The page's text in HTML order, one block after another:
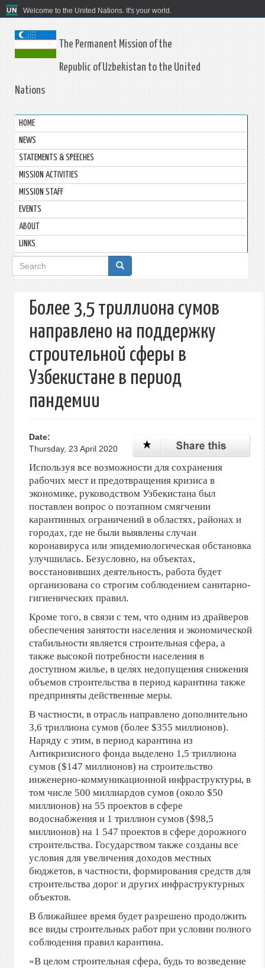
Welcome to the United Nations. It's your world.
The Permanent Mission of the
Republic of Uzbekistan to the United
Nations
HOME
NEWS
STATEMENTS & SPEECHES
MISSION ACTIVITIES
MISSION STAFF
EVENTS
ABOUT
LINKS
Search
form
Более 3,5 триллиона сумов
направлено на поддержку
строительной сферы в
Узбекистане в период
пандемии
Date:
Thursday, 23 April 2020
Используя все возможности для сохранения
рабочих мест и предотвращения кризиса в
экономике, руководством Узбекистана был
поставлен вопрос о поэтапном смягчении
карантинных ограничений в областях, районах и
городах, где не были выявлены случаи
коронавируса или эпидемиологическая обстановка
улучшилась. Безусловно, на объектах,
восстановивших деятельность, работа будет
организована со строгим соблюдением санитарно-
гигиенических правил.
Кроме того, в связи с тем, что одним из драйверов
обеспечения занятости населения и экономической
стабильности является строительная сфера, а
также высокой потребности населения в
доступном жилье, в целях недопущения снижения
объемов строительства в период карантина также
предприняты действенные меры.
В частности, в отрасль направлено дополнительно
3,6 триллиона сумов (более $355 миллионов).
Наряду с этим, в период карантина из
Антикризисного фонда выделено 1,5 триллиона
сумов ($147 миллионов) на строительство
инженерно-коммуникационной инфраструктуры, в
том числе 500 миллиардов сумов (около $50
миллионов) на 55 проектов в сфере
водоснабжения и 1 триллион сумов ($98,5
миллионов) на 1 547 проектов в сфере дорожного
строительства. Государством также созданы все
условия для увеличения доходов местных
бюджетов, в частности, формирования средств для
строительства дорог и других инфраструктурных
объектов.
В ближайшее время будет разрешено продолжить
все виды строительных работ при условии полного
соблюдения правил карантина.
«В целом строительная сфера, будь то возведение